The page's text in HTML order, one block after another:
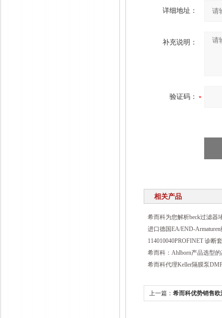
详细地址：
补充说明：
验证码：
相关产品
希而科为您解析beck过滤器
进口德国EA/END-
114010040PROFINET 诊断
希而科：Ahlborn产品选型
希而科代理Keller隔膜泵
上一篇：希而科优势销售